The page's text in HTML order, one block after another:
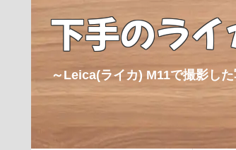
下手のラ
～Leica(ライカ) M11で撮影し